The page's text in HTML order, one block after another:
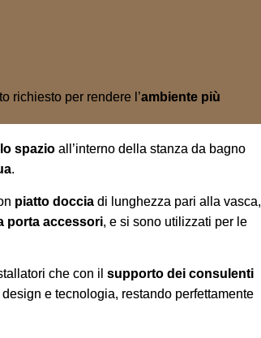
richiesto per rendere l’ambiente più
spazio all’interno della stanza da bagno
.
piatto doccia di lunghezza pari alla vasca,
porta accessori, e si sono utilizzati per le
che con il supporto dei consulenti
e tecnologia, restando perfettamente